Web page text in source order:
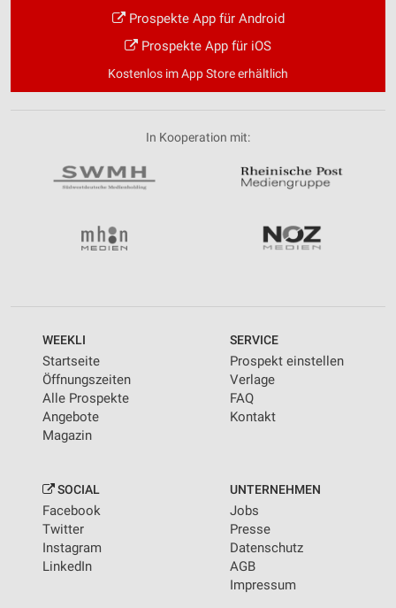
Prospekte App für Android
Prospekte App für iOS
Kostenlos im App Store erhältlich
In Kooperation mit:
WEEKLI
Startseite
Öffnungszeiten
Alle Prospekte
Angebote
Magazin
SERVICE
Prospekt einstellen
Verlage
FAQ
Kontakt
SOCIAL
Facebook
Twitter
Instagram
LinkedIn
UNTERNEHMEN
Jobs
Presse
Datenschutz
AGB
Impressum